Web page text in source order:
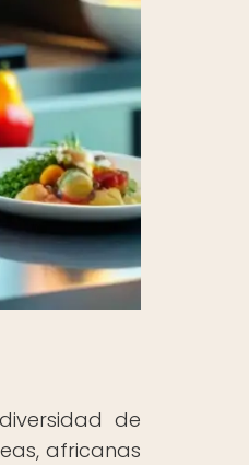
de
africanas